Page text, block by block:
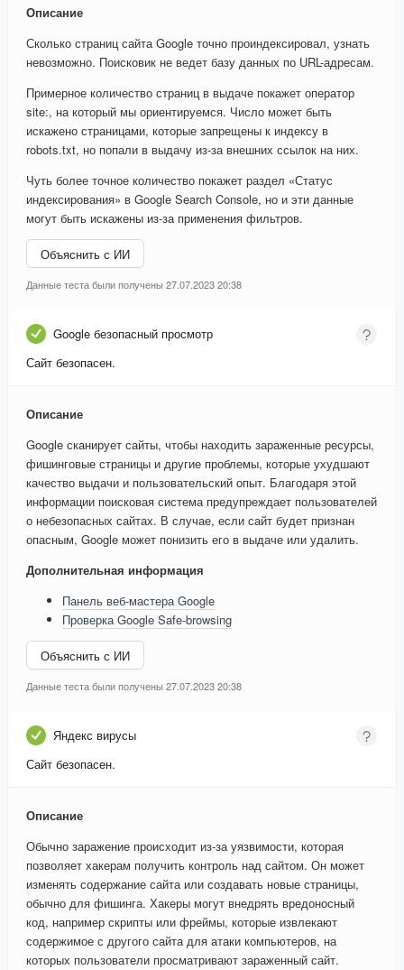
Описание
Сколько страниц сайта Google точно проиндексировал, узнать
невозможно. Поисковик не ведет базу данных по URL-адресам.
Примерное количество страниц в выдаче покажет оператор
site:, на который мы ориентируемся. Число может быть
искажено страницами, которые запрещены к индексу в
robots.txt, но попали в выдачу из-за внешних ссылок на них.
Чуть более точное количество покажет раздел «Статус
индексирования» в Google Search Console, но и эти данные
могут быть искажены из-за применения фильтров.
Объяснить с ИИ
Данные теста были получены 27.07.2023 20:38
Google безопасный просмотр
Сайт безопасен.
Описание
Google сканирует сайты, чтобы находить зараженные ресурсы,
фишинговые страницы и другие проблемы, которые ухудшают
качество выдачи и пользовательский опыт. Благодаря этой
информации поисковая система предупреждает пользователей
о небезопасных сайтах. В случае, если сайт будет признан
опасным, Google может понизить его в выдаче или удалить.
Дополнительная информация
Панель веб-мастера Google
Проверка Google Safe-browsing
Объяснить с ИИ
Данные теста были получены 27.07.2023 20:38
Яндекс вирусы
Сайт безопасен.
Описание
Обычно заражение происходит из-за уязвимости, которая
позволяет хакерам получить контроль над сайтом. Он может
изменять содержание сайта или создавать новые страницы,
обычно для фишинга. Хакеры могут внедрять вредоносный
код, например скрипты или фреймы, которые извлекают
содержимое с другого сайта для атаки компьютеров, на
которых пользователи просматривают зараженный сайт.